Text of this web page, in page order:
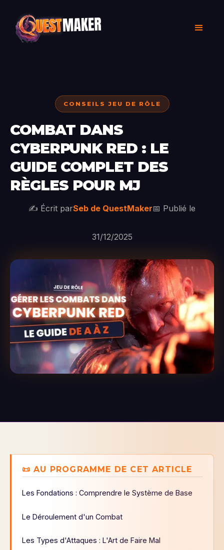
CONSEILS JEU DE RÔLE
COMBAT DANS
CYBERPUNK RED : LE
GUIDE COMPLET DES
RÈGLES POUR MJ
✍️ Écrit parSeb de QuestMaker📅 Publié le
31/12/2025
📜 AU PROGRAMME DE CET ARTICLE
Les Fondations : Comprendre le Système de Base
Le Déroulement d'un Combat
Les Types d'Attaques : L'Art de Faire Mal